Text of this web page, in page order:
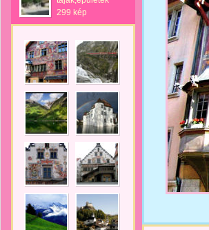
299 kép